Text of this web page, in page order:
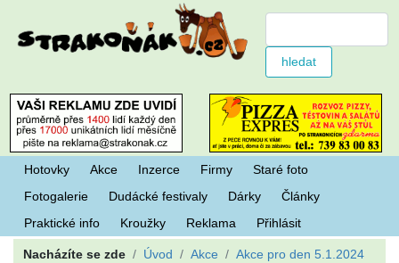
Hotovky Akce Inzerce Firmy
Staré foto
Fotogalerie
Dudácké festivaly Dárky
Články
Praktické info
Kroužky Reklama Přihlásit
Nacházíte se zde Úvod Akce Akce pro den 5.1.2024